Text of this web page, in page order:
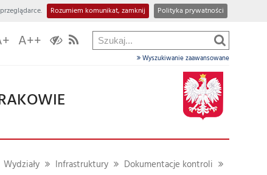
Rozumiem komunikat, zamknij Polityka prywatności
A++
Wyszukiwanie zaawansowane
Wydziały Infrastruktury
Dokumentacje kontroli